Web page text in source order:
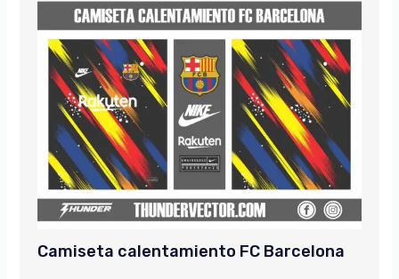
Camiseta calentamiento FC Barcelona